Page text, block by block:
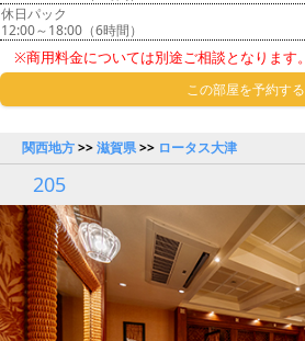
休日パック
12:00～18:00（6時間）
※商用料金については別途ご相談となります。
この部屋を予約する
関西地方>>滋賀県>> ロータス大津
205